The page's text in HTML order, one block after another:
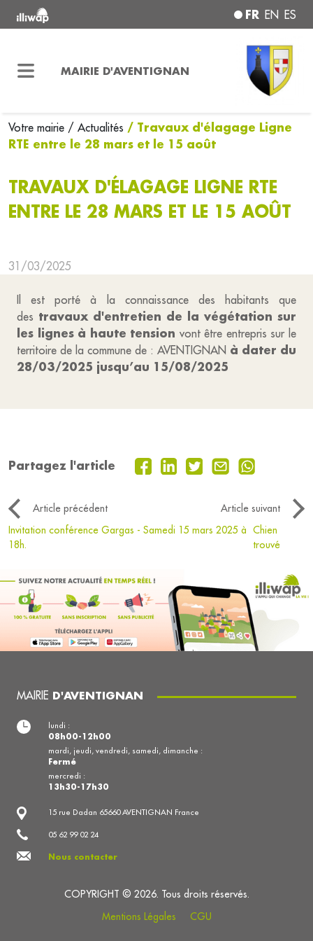
FR EN ES
MAIRIE D'AVENTIGNAN
Votre mairie / Actualités / Travaux d'élagage Ligne
RTE entre le 28 mars et le 15 août
TRAVAUX D'ÉLAGAGE LIGNE RTE
ENTRE LE 28 MARS ET LE 15 AOÛT
31/03/2025
Il est porté à la connaissance des habitants que
des travaux d'entretien de la végétation sur
les lignes à haute tension vont être entrepris sur le
territoire de la commune de : AVENTIGNAN à dater du
28/03/2025 jusqu’au 15/08/2025
Partagez l'article
Article précédent
Article suivant
Invitation conférence Gargas - Samedi 15 mars 2025 à
18h.
Chien
trouvé
MAIRIE D'AVENTIGNAN
15 rue Dadan 65660 AVENTIGNAN France
05 62 99 02 24
Nous contacter
lundi :
08h00-12h00
mardi, jeudi, vendredi, samedi, dimanche :
Fermé
mercredi :
13h30-17h30
COPYRIGHT © 2026. Tous droits réservés.
Mentions Légales
CGU